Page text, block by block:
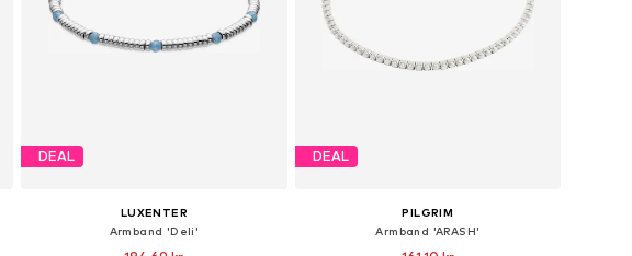
DEAL
LUXENTER
Armband 'Deli'
DEAL
PILGRIM
Armband 'ARASH'